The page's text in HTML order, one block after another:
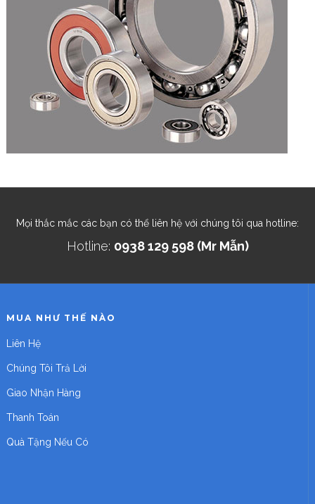
Mọi thắc mắc các bạn có thể liên hệ với chúng tôi qua hotline:
Hotline: 0938 129 598 (Mr Mẫn)
MUA NHƯ THẾ NÀO
Liên Hệ
Chúng Tôi Trả Lời
Giao Nhận Hàng
Thanh Toán
Quà Tặng Nếu Có